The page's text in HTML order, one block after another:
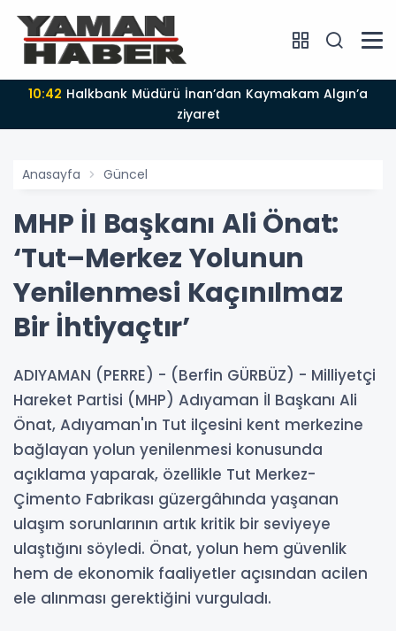
10:42
ziyaret
Anasayfa Güncel
MHP İl Başkanı Ali Önat:
‘Tut–Merkez Yolunun
Yenilenmesi Kaçınılmaz
Bir İhtiyaçtır’
ADIYAMAN (PERRE) - (Berfin GÜRBÜZ) - Milliyetçi
Hareket Partisi (MHP) Adıyaman İl Başkanı Ali
Önat, Adıyaman'ın Tut ilçesini kent merkezine
bağlayan yolun yenilenmesi konusunda
açıklama yaparak, özellikle Tut Merkez-
Çimento Fabrikası güzergâhında yaşanan
ulaşım sorunlarının artık kritik bir seviyeye
ulaştığını söyledi. Önat, yolun hem güvenlik
hem de ekonomik faaliyetler açısından acilen
ele alınması gerektiğini vurguladı.